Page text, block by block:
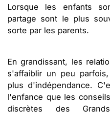
Lorsque les enfants
partage sont le plus
sorte par les parents.
En grandissant, les
s'affaiblir un peu
plus d'indépendance.
l'enfance que les
discrètes des